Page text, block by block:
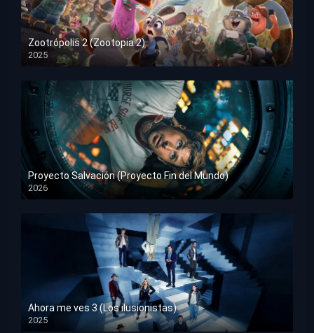
Zootrópolis 2 (Zootopia 2)
2025
HD 1080p
Proyecto Salvación (Proyecto Fin del Mundo)
2026
HD 1080p
Ahora me ves 3 (Los ilusionistas)
2025
HD 1080p